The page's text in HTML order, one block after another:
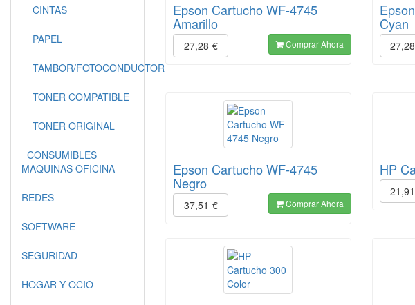
Epson Cartucho WF-4745
Amarillo
27,28 € Comprar Ahora
Cyan
27,28
Epson Cartucho WF-4745
Negro
37,51 € Comprar Ahora
HP
21,91
CINTAS
PAPEL
TAMBOR/FOTOCONDUCTOR
TONER COMPATIBLE
TONER ORIGINAL
CONSUMIBLES
MAQUINAS OFICINA
REDES
SOFTWARE
SEGURIDAD
HOGAR Y OCIO